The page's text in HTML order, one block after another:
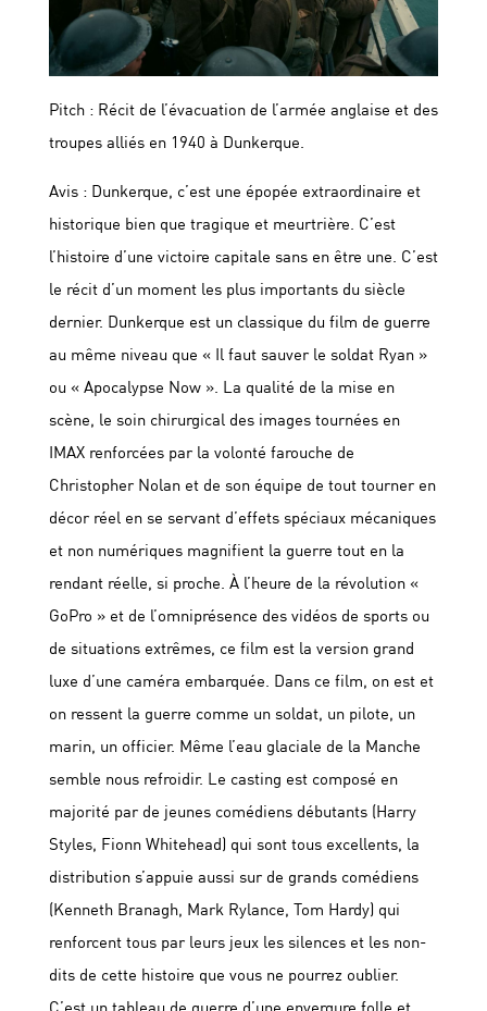
Pitch : Récit de l’évacuation de l’armée anglaise et des
troupes alliés en 1940 à Dunkerque.
Avis : Dunkerque, c’est une épopée extraordinaire et
historique bien que tragique et meurtrière. C’est
l’histoire d’une victoire capitale sans en être une. C’est
le récit d’un moment les plus importants du siècle
dernier. Dunkerque est un classique du film de guerre
au même niveau que « Il faut sauver le soldat Ryan »
ou « Apocalypse Now ». La qualité de la mise en
scène, le soin chirurgical des images tournées en
IMAX renforcées par la volonté farouche de
Christopher Nolan et de son équipe de tout tourner en
décor réel en se servant d’effets spéciaux mécaniques
et non numériques magnifient la guerre tout en la
rendant réelle, si proche. À l’heure de la révolution «
GoPro » et de l’omniprésence des vidéos de sports ou
de situations extrêmes, ce film est la version grand
luxe d’une caméra embarquée. Dans ce film, on est et
on ressent la guerre comme un soldat, un pilote, un
marin, un officier. Même l’eau glaciale de la Manche
semble nous refroidir. Le casting est composé en
majorité par de jeunes comédiens débutants (Harry
Styles, Fionn Whitehead) qui sont tous excellents, la
distribution s’appuie aussi sur de grands comédiens
(Kenneth Branagh, Mark Rylance, Tom Hardy) qui
renforcent tous par leurs jeux les silences et les non-
dits de cette histoire que vous ne pourrez oublier.
C’est un tableau de guerre d’une envergure folle et